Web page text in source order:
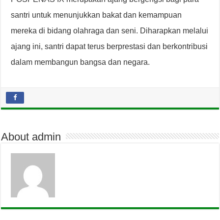
santri untuk menunjukkan bakat dan kemampuan
mereka di bidang olahraga dan seni. Diharapkan melalui
ajang ini, santri dapat terus berprestasi dan berkontribusi
dalam membangun bangsa dan negara.
About admin